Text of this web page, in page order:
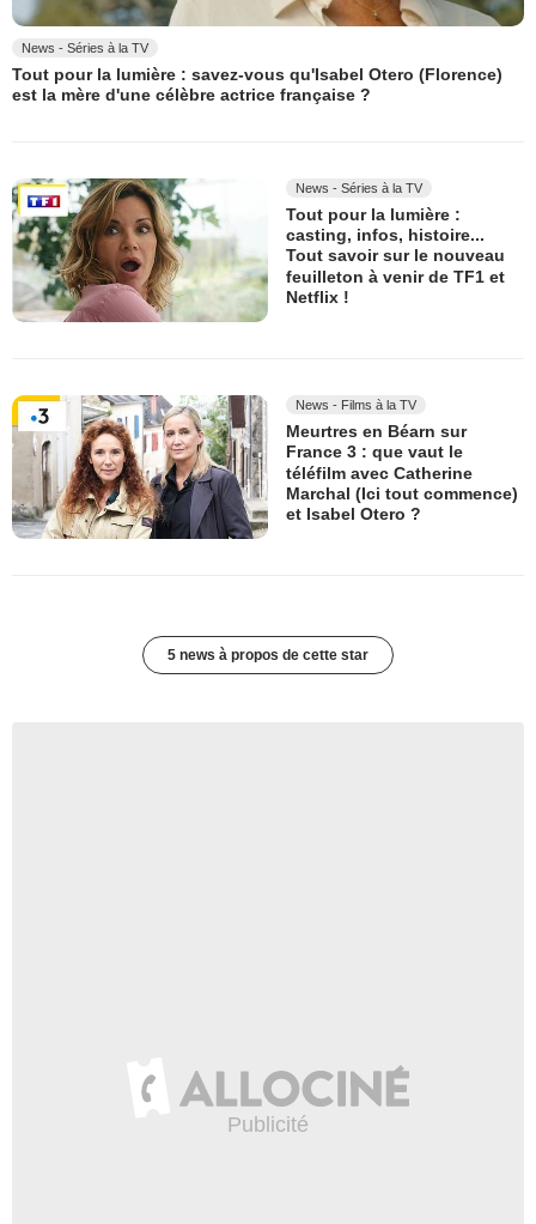
News - Séries à la TV
Tout pour la lumière : savez-vous qu'Isabel Otero (Florence)
est la mère d'une célèbre actrice française ?
News - Séries à la TV
Tout pour la lumière :
casting, infos, histoire...
Tout savoir sur le nouveau
feuilleton à venir de TF1 et
Netflix !
News - Films à la TV
Meurtres en Béarn sur
France 3 : que vaut le
téléfilm avec Catherine
Marchal (Ici tout commence)
et Isabel Otero ?
5 news à propos de cette star